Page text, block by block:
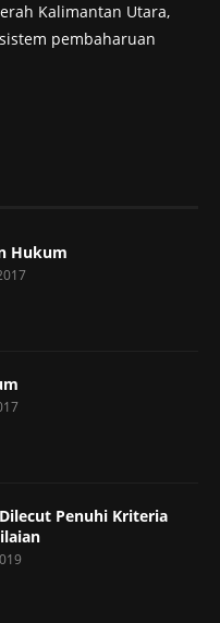
Kalimantan Utara,
pembaharuan
Hukum
Penuhi Kriteria